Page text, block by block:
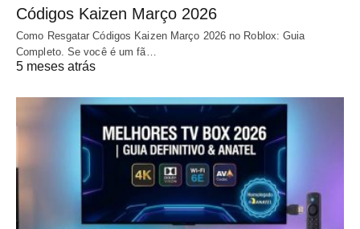
Códigos Kaizen Março 2026
Como Resgatar Códigos Kaizen Março 2026 no Roblox: Guia
Completo. Se você é um fã…
5 meses atrás